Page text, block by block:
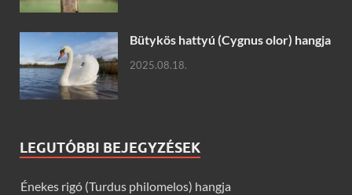
Bütykös hattyú (Cygnus olor) hangja
2025.08.18.
LEGUTÓBBI BEJEGYZÉSEK
Énekes rigó (Turdus philomelos) hangja